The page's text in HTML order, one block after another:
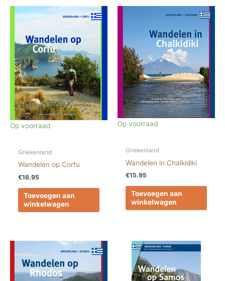
Op voorraad
Griekenland
Wandelen op Corfu
€16.95
Toevoegen aan
winkelwagen
Op voorraad
Griekenland
Wandelen in Chalkidiki
€15.95
Toevoegen aan
winkelwagen